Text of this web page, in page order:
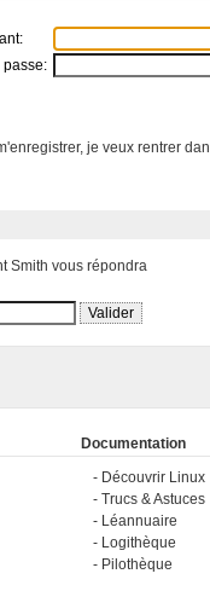
passe:
je veux rentrer
Smith vous répondra
Documentation
Découvrir Linux
Trucs & Astuces
Léannuaire
Logithèque
Pilothèque